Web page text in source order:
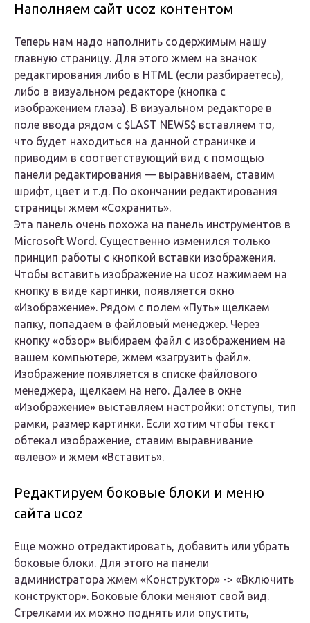
Наполняем сайт ucoz контентом
Теперь нам надо наполнить содержимым нашу
главную страницу. Для этого жмем на значок
редактирования либо в HTML (если разбираетесь),
либо в визуальном редакторе (кнопка с
изображением глаза). В визуальном редакторе в
поле ввода рядом с $LAST NEWS$ вставляем то,
что будет находиться на данной страничке и
приводим в соответствующий вид с помощью
панели редактирования — выравниваем, ставим
шрифт, цвет и т.д. По окончании редактирования
страницы жмем «Сохранить».
Эта панель очень похожа на панель инструментов в
Microsoft Word. Существенно изменился только
принцип работы с кнопкой вставки изображения.
Чтобы вставить изображение на ucoz нажимаем на
кнопку в виде картинки, появляется окно
«Изображение». Рядом с полем «Путь» щелкаем
папку, попадаем в файловый менеджер. Через
кнопку «обзор» выбираем файл с изображением на
вашем компьютере, жмем «загрузить файл».
Изображение появляется в списке файлового
менеджера, щелкаем на него. Далее в окне
«Изображение» выставляем настройки: отступы, тип
рамки, размер картинки. Если хотим чтобы текст
обтекал изображение, ставим выравнивание
«влево» и жмем «Вставить».
Редактируем боковые блоки и меню
сайта ucoz
Еще можно отредактировать, добавить или убрать
боковые блоки. Для этого на панели
администратора жмем «Конструктор» -> «Включить
конструктор». Боковые блоки меняют свой вид.
Стрелками их можно поднять или опустить,